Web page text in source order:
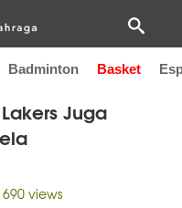
Badminton Basket
Juga
views